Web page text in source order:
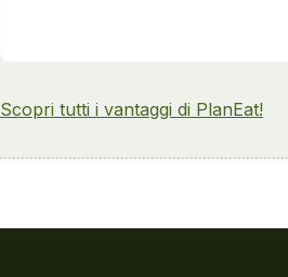
Scopri tutti i vantaggi di PlanEat!